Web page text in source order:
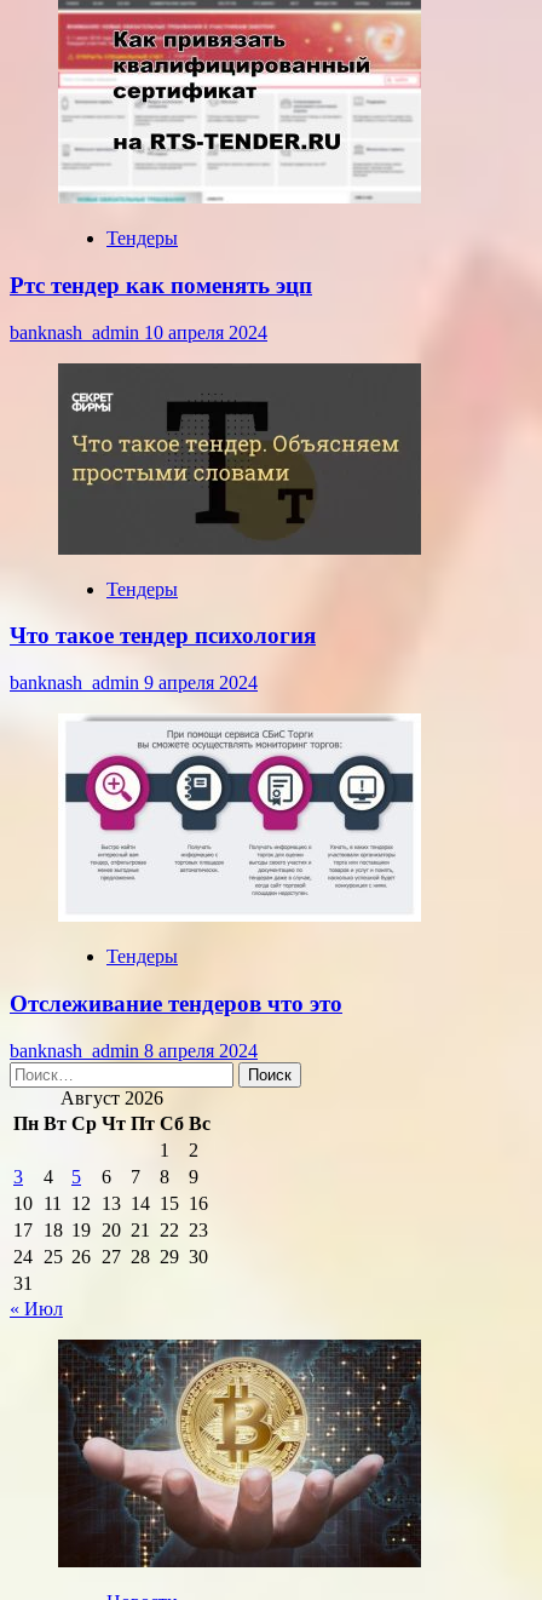
Тендеры
Ртс тендер как поменять эцп
banknash_admin 10 апреля 2024
Тендеры
Что такое тендер психология
banknash_admin 9 апреля 2024
Тендеры
Отслеживание тендеров что это
banknash_admin 8 апреля 2024
Найти:
Август 2026
Пн Вт Ср Чт Пт Сб Вс
1
2
3
4 5 6 7 8
9
10 11 12 13 14 15 16
17 18 19 20 21 22 23
24 25 26 27 28 29 30
31
« Июл